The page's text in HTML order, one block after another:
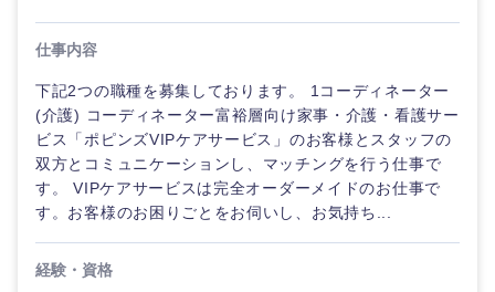
近畿地方
滋賀県 京都府
大阪府 兵庫県
仕事内容
下記2つの職種を募集しております。 1コーディネーター
(介護) コーディネーター富裕層向け家事・介護・看護サー
ビス「ポピンズVIPケアサービス」のお客様とスタッフの
双方とコミュニケーションし、マッチングを行う仕事で
す。 VIPケアサービスは完全オーダーメイドのお仕事で
す。お客様のお困りごとをお伺いし、お気持ち...
経験・資格